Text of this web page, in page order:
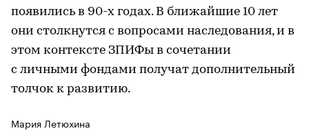
появились в 90-х годах. В ближайшие 10 лет
они столкнутся с вопросами наследования, и в
этом контексте ЗПИФы в сочетании
с личными фондами получат дополнительный
толчок к развитию.
Мария Летюхина